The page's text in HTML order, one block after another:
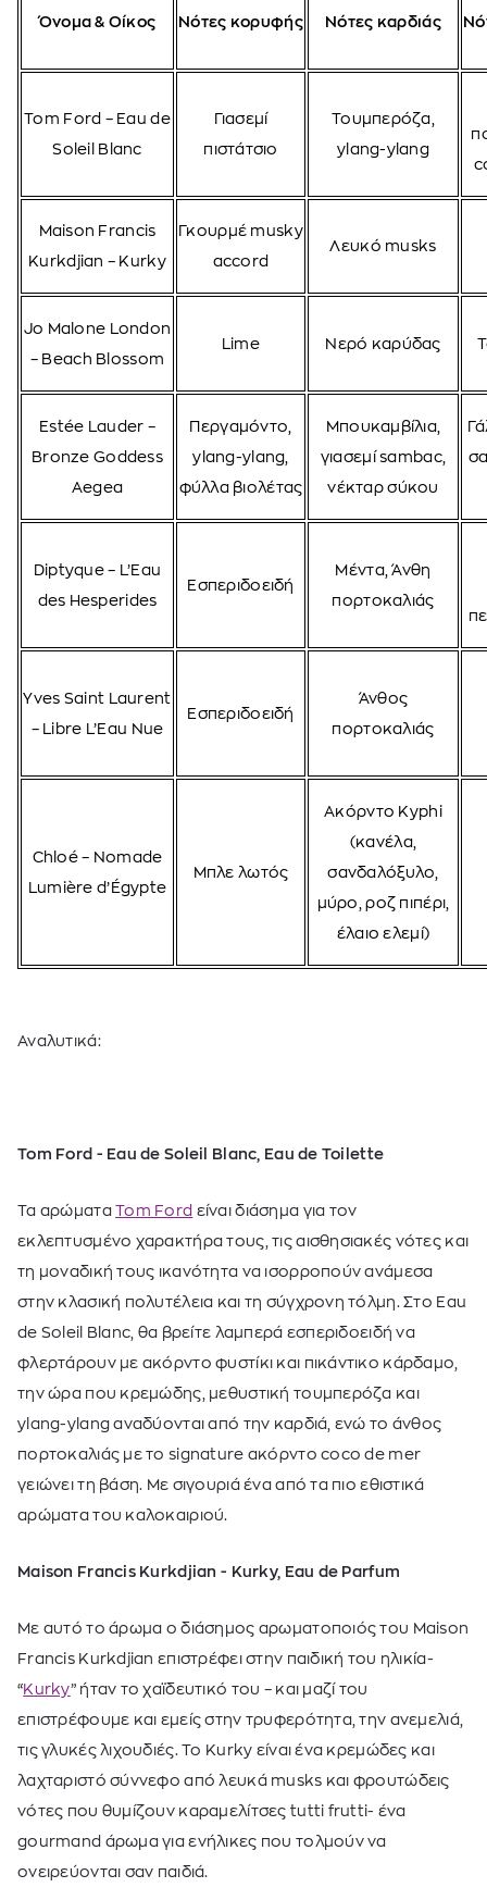
Όνομα & Οίκος Νότες κορυφής Νότες καρδιάς
Tom Ford – Eau de
Soleil Blanc
Γιασεμί
πιστάτσιο
Τουμπερόζα,
ylang-ylang
Maison Francis
Kurkdjian – Kurky
Γκουρμέ musky
accord
Λευκό musks
Jo Malone London
– Beach Blossom
Lime Νερό καρύδας
Estée Lauder –
Bronze Goddess
Aegea
Περγαμόντο,
ylang-ylang,
φύλλα βιολέτας
Μπουκαμβίλια,
γιασεμί sambac,
νέκταρ σύκου
Diptyque – L’Eau
des Hesperides
Εσπεριδοειδή
Μέντα, Άνθη
πορτοκαλιάς
Yves Saint Laurent
– Libre L’Eau Nue
Εσπεριδοειδή
Άνθος
πορτοκαλιάς
Chloé – Nomade
Lumière d’Égypte
Μπλε λωτός
Ακόρντο Kyphi
(κανέλα,
σανδαλόξυλο,
μύρο, ροζ πιπέρι,
έλαιο ελεμί)
Αναλυτικά:
Tom Ford - Eau de Soleil Blanc, Eau de Toilette
Τα αρώματαTom Ford είναι διάσημα για τον
εκλεπτυσμένο χαρακτήρα τους, τις αισθησιακές νότες και
τη μοναδική τους ικανότητα να ισορροπούν ανάμεσα
στην κλασική πολυτέλεια και τη σύγχρονη τόλμη. Στο Eau
de Soleil Blanc, θα βρείτε λαμπερά εσπεριδοειδή να
φλερτάρουν με ακόρντο φυστίκι και πικάντικο κάρδαμο,
την ώρα που κρεμώδης, μεθυστική τουμπερόζα και
ylang-ylang αναδύονται από την καρδιά, ενώ το άνθος
πορτοκαλιάς με το signature ακόρντο coco de mer
γειώνει τη βάση. Με σιγουριά ένα από τα πιο εθιστικά
αρώματα του καλοκαιριού.
Maison Francis Kurkdjian - Kurky, Eau de Parfum
Με αυτό το άρωμα ο διάσημος αρωματοποιός του Maison
Francis Kurkdjian επιστρέφει στην παιδική του ηλικία-
“Kurky” ήταν το χαϊδευτικό του – και μαζί του
επιστρέφουμε και εμείς στην τρυφερότητα, την ανεμελιά,
τις γλυκές λιχουδιές. Το Kurky είναι ένα κρεμώδες και
λαχταριστό σύννεφο από λευκά musks και φρουτώδεις
νότες που θυμίζουν καραμελίτσες tutti frutti- ένα
gourmand άρωμα για ενήλικες που τολμούν να
ονειρεύονται σαν παιδιά.